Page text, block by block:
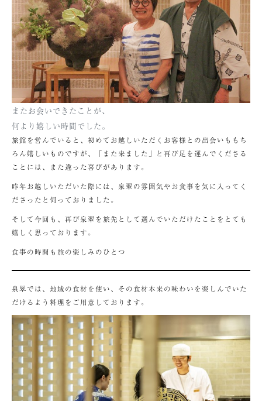
またお会いできたことが、
何より嬉しい時間でした。
旅館を営んでいると、初めてお越しいただくお客様との出会いももち
ろん嬉しいものですが、「また来ました」と再び足を運んでくださる
ことには、また違った喜びがあります。
昨年お越しいただいた際には、泉翠の雰囲気やお食事を気に入ってく
ださったと伺っておりました。
そして今回も、再び泉翠を旅先として選んでいただけたことをとても
嬉しく思っております。
食事の時間も旅の楽しみのひとつ
泉翠では、地域の食材を使い、その食材本来の味わいを楽しんでいた
だけるよう料理をご用意しております。